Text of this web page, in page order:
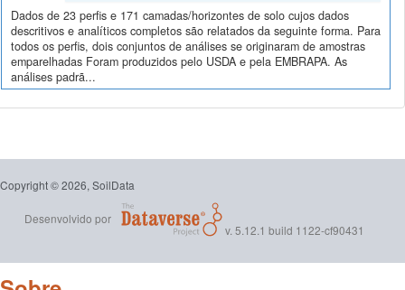
Dados de 23 perfis e 171 camadas/horizontes de solo cujos dados
descritivos e analíticos completos são relatados da seguinte forma. Para
todos os perfis, dois conjuntos de análises se originaram de amostras
emparelhadas Foram produzidos pelo USDA e pela EMBRAPA. As
análises padrã...
Copyright © 2026, SoilData
Desenvolvido por
v. 5.12.1 build 1122-cf90431